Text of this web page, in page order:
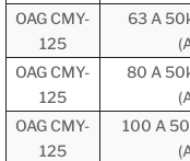
OAG CMY-
125
63 A
OAG CMY-
125
80 A
OAG CMY-
125
100 A